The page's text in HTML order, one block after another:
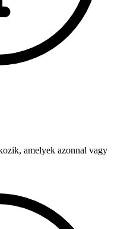
amelyek azonnal vagy